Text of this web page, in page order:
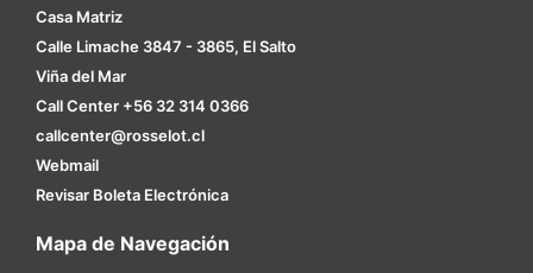
Casa Matriz
Calle Limache 3847 - 3865, El Salto
Viña del Mar
Call Center +56 32 314 0366
callcenter@rosselot.cl
Webmail
Revisar Boleta Electrónica
Mapa de Navegación